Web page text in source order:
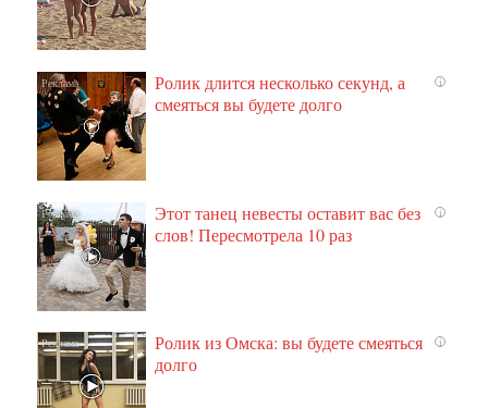
i
Ролик длится несколько секунд, а
смеяться вы будете долго
i
Этот танец невесты оставит вас без
слов! Пересмотрела 10 раз
i
Ролик из Омска: вы будете смеяться
долго